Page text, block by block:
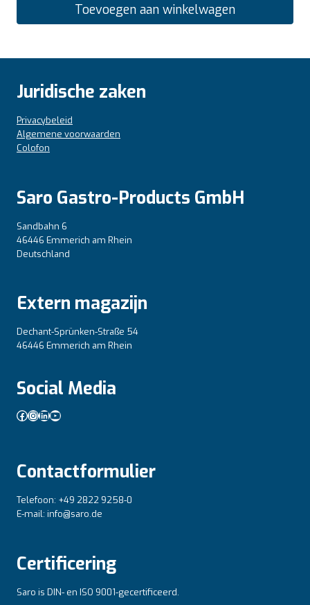
Toevoegen aan winkelwagen
Juridische zaken
Privacybeleid
Algemene voorwaarden
Colofon
Saro Gastro-Products GmbH
Sandbahn 6
46446 Emmerich am Rhein
Deutschland
Extern magazijn
Dechant-Sprünken-Straße 54
46446 Emmerich am Rhein
Social Media
Facebook
Instagram
LinkedIn
YouTube
Contactformulier
Telefoon: +49 2822 9258-0
E-mail: info@saro.de
Certificering
Saro is DIN- en ISO 9001-gecertificeerd.